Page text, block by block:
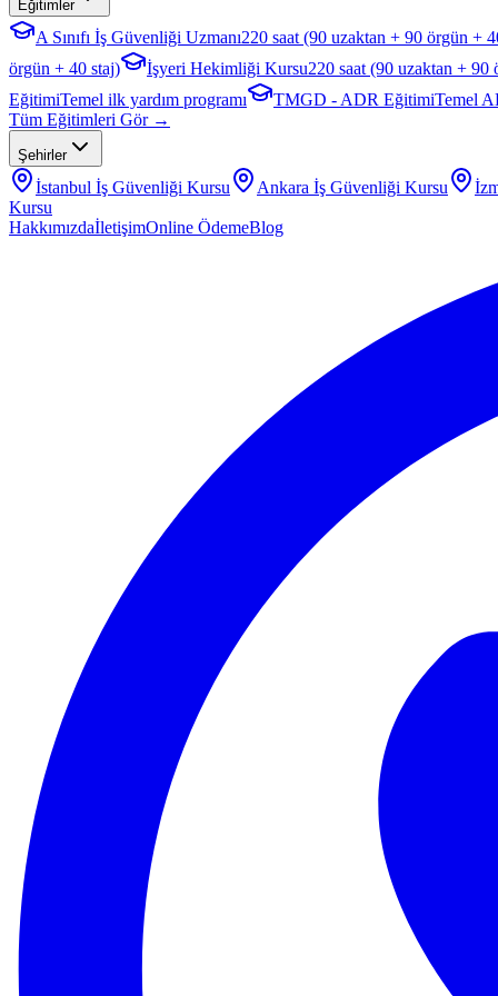
Eğitimler
A Sınıfı İş Güvenliği Uzmanı220 saat (90 uzaktan + 90 örgün +
örgün + 40 staj)
İşyeri Hekimliği Kursu220 saat (90 uzaktan + 90
EğitimiTemel ilk yardım programı TMGD - ADR EğitimiTemel
Tüm Eğitimleri Gör →
Şehirler
İstanbul İş Güvenliği Kursu Ankara İş Güvenliği Kursu
Kursu
HakkımızdaİletişimOnline ÖdemeBlog